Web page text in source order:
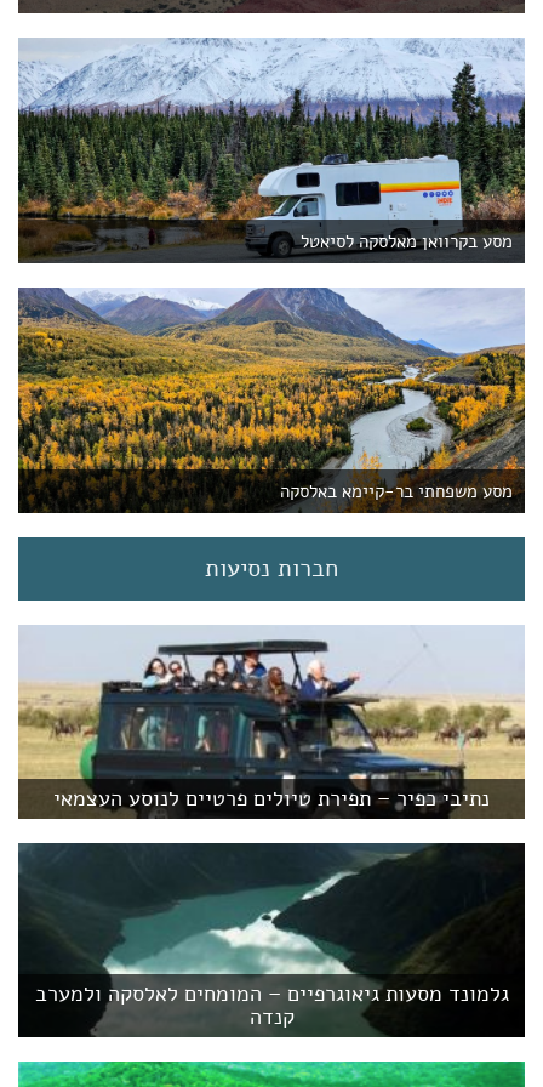
מסע בקרוואן מאלסקה לסיאטל
מסע משפחתי בר-קיימא באלסקה
חברות נסיעות
נתיבי כפיר – תפירת טיולים פרטיים לנוסע העצמאי
גלמונד מסעות גיאוגרפיים – המומחים לאלסקה ולמערב
קנדה